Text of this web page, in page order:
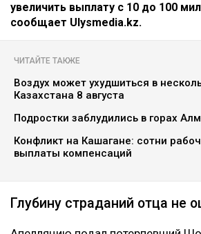
увеличить выплату с 10 до 100
сообщает Ulysmedia.kz.
ЧИТАЙТЕ ТАКЖЕ
Воздух может ухудшиться в
Казахстана 8 августа
Подростки заблудились в горах
Конфликт на Кашагане: сотни
выплаты компенсаций
Глубину страданий отца не